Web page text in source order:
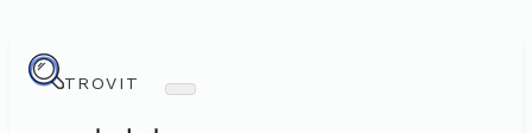
TROVIT